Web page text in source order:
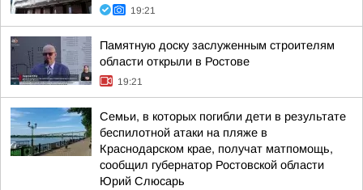
19:21
Памятную доску заслуженным строителям
области открыли в Ростове
19:21
Семьи, в которых погибли дети в результате
беспилотной атаки на пляже в
Краснодарском крае, получат матпомощь,
сообщил губернатор Ростовской области
Юрий Слюсарь